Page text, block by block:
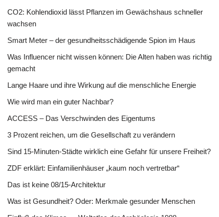
CO2: Kohlendioxid lässt Pflanzen im Gewächshaus schneller
wachsen
Smart Meter – der gesundheitsschädigende Spion im Haus
Was Influencer nicht wissen können: Die Alten haben was richtig
gemacht
Lange Haare und ihre Wirkung auf die menschliche Energie
Wie wird man ein guter Nachbar?
ACCESS – Das Verschwinden des Eigentums
3 Prozent reichen, um die Gesellschaft zu verändern
Sind 15-Minuten-Städte wirklich eine Gefahr für unsere Freiheit?
ZDF erklärt: Einfamilienhäuser „kaum noch vertretbar“
Das ist keine 08/15-Architektur
Was ist Gesundheit? Oder: Merkmale gesunder Menschen